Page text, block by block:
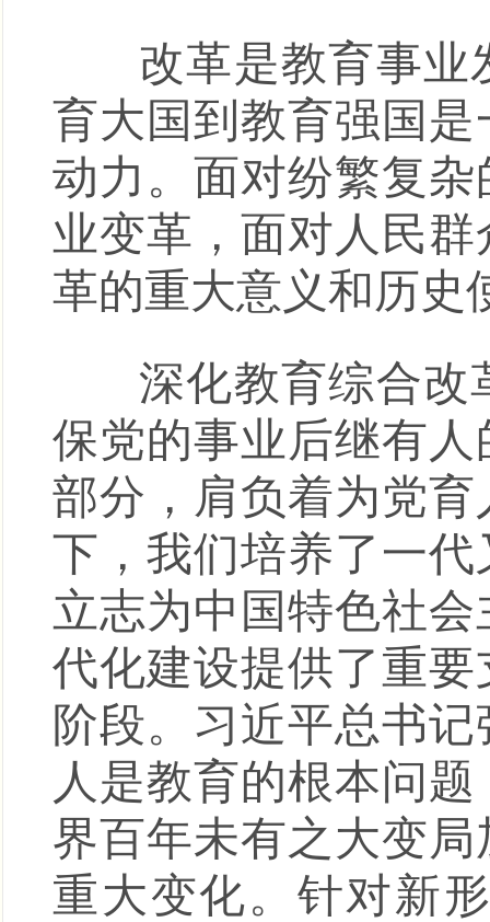
改革是教育事业
育大国到教育强国
动力。面对纷繁复
业变革，面对人民
革的重大意义和历史
深化教育综合改
保党的事业后继有
部分，肩负着为党
下，我们培养了一
立志为中国特色社
代化建设提供了重
阶段。习近平总书
人是教育的根本问
界百年未有之大变
重大变化。针对新